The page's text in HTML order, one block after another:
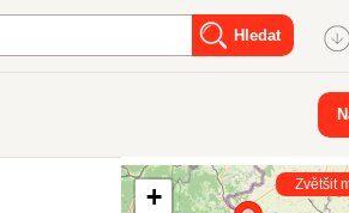
+
Zvětšit